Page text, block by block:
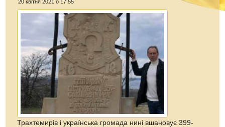
20 квітня 2021 о 17:55
Трахтемирів і українська громада нині вшановує 399-